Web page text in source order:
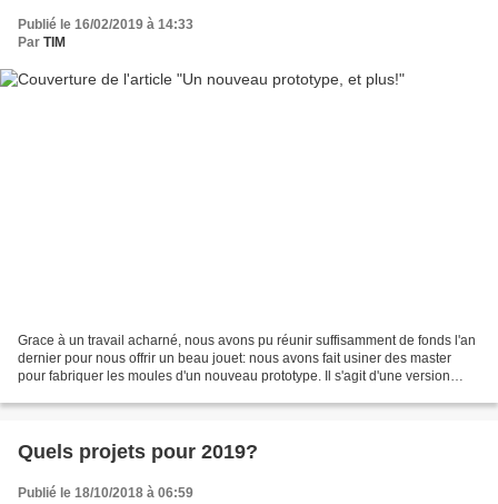
Publié le 16/02/2019 à 14:33
Par TIM
Grace à un travail acharné, nous avons pu réunir suffisamment de fonds l'an
dernier pour nous offrir un beau jouet: nous avons fait usiner des master
pour fabriquer les moules d'un nouveau prototype. Il s'agit d'une version
Quels projets pour 2019?
Publié le 18/10/2018 à 06:59